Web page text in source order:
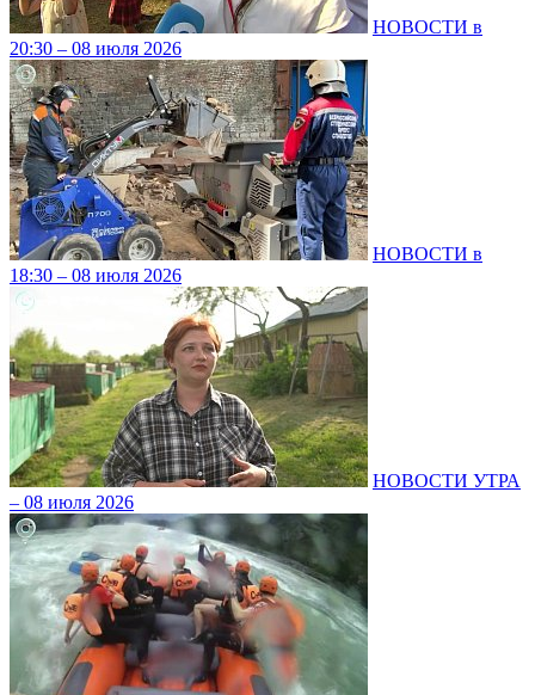
НОВОСТИ в
20:30 – 08 июля 2026
НОВОСТИ в
18:30 – 08 июля 2026
НОВОСТИ УТРА
– 08 июля 2026